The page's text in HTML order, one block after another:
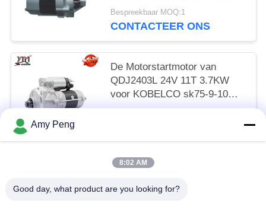
12V 8T 0.8KW CW
Bespreekbaar MOQ:1
CONTACTEER ONS
De Motorstartmotor van
QDJ2403L 24V 11T 3.7KW
voor KOBELCO sk75-9-10
SANY 75-9/-10/4LE2
Amy Peng
8:02 AM
Good day, what product are you looking for?